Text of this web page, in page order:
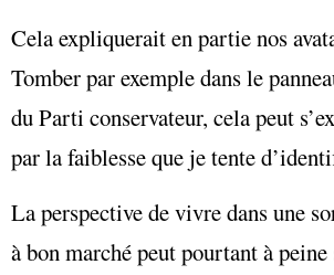
Cela expliquerait en partie nos
Tomber par exemple dans le
du Parti conservateur, cela peut
par la faiblesse que je tente
La perspective de vivre dans une
à bon marché peut pourtant à peine